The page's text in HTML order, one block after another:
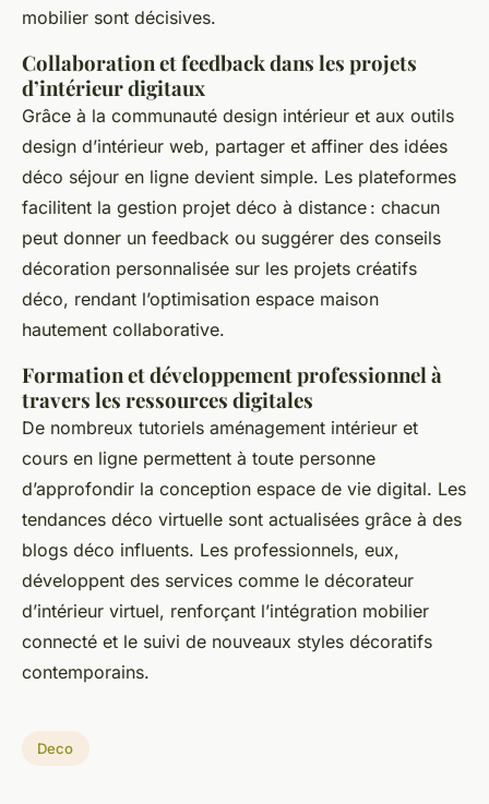
mobilier sont décisives.
Collaboration et feedback dans les projets
d’intérieur digitaux
Grâce à la communauté design intérieur et aux outils
design d’intérieur web, partager et affiner des idées
déco séjour en ligne devient simple. Les plateformes
facilitent la gestion projet déco à distance : chacun
peut donner un feedback ou suggérer des conseils
décoration personnalisée sur les projets créatifs
déco, rendant l’optimisation espace maison
hautement collaborative.
Formation et développement professionnel à
travers les ressources digitales
De nombreux tutoriels aménagement intérieur et
cours en ligne permettent à toute personne
d’approfondir la conception espace de vie digital. Les
tendances déco virtuelle sont actualisées grâce à des
blogs déco influents. Les professionnels, eux,
développent des services comme le décorateur
d’intérieur virtuel, renforçant l’intégration mobilier
connecté et le suivi de nouveaux styles décoratifs
contemporains.
Deco